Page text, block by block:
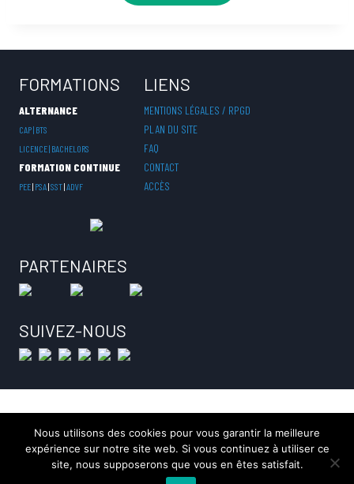
FORMATIONS
ALTERNANCE
CAP | BTS
LICENCE | BACHELORS
FORMATION CONTINUE
PEE| PSA|SST|ADVF
LIENS
MENTIONS LÉGALES / RPGD
PLAN DU SITE
FAQ
CONTACT
ACCÈS
PARTENAIRES
SUIVEZ-NOUS
© 2026 CEFOP Saint Pierre OF CFA
Organisme de Formation - Centre de Formation par Apprentissage
Brunoy • Essonne (91)
Nous utilisons des cookies pour vous garantir la meilleure
expérience sur notre site web. Si vous continuez à utiliser ce
site, nous supposerons que vous en êtes satisfait.